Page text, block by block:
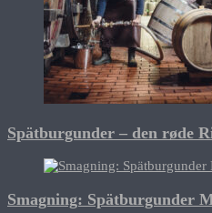
Spätburgunder – den røde
Smagning: Spätburgunder